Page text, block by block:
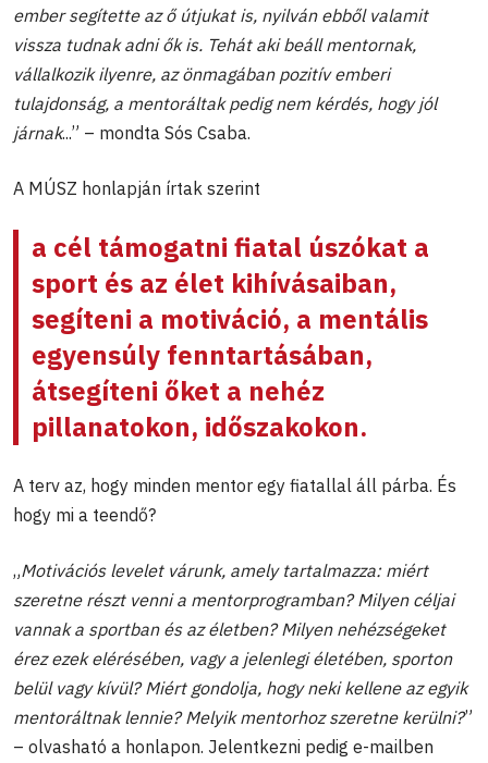
ember segítette az ő útjukat is, nyilván ebből valamit
vissza tudnak adni ők is. Tehát aki beáll mentornak,
vállalkozik ilyenre, az önmagában pozitív emberi
tulajdonság, a mentoráltak pedig nem kérdés, hogy jól
járnak...” – mondta Sós Csaba.
A MÚSZ honlapján írtak szerint
a cél támogatni fiatal úszókat a
sport és az élet kihívásaiban,
segíteni a motiváció, a mentális
egyensúly fenntartásában,
átsegíteni őket a nehéz
pillanatokon, időszakokon.
A terv az, hogy minden mentor egy fiatallal áll párba. És
hogy mi a teendő?
„Motivációs levelet várunk, amely tartalmazza: miért
szeretne részt venni a mentorprogramban? Milyen céljai
vannak a sportban és azéletben? Milyen nehézségeket
érez ezek elérésében, vagy a jelenlegi életében, sporton
belül vagy kívül? Miért gondolja, hogy neki kellene az egyik
mentoráltnak lennie? Melyik mentorhoz szeretne kerülni?”
– olvasható a honlapon. Jelentkezni pedig e-mailben